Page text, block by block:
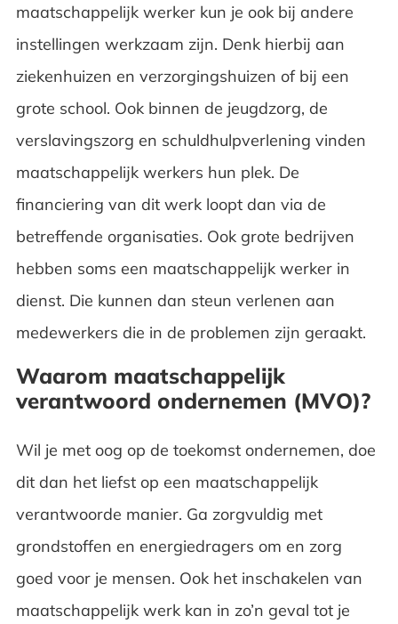
maatschappelijk werker kun je ook bij andere
instellingen werkzaam zijn. Denk hierbij aan
ziekenhuizen en verzorgingshuizen of bij een
grote school. Ook binnen de jeugdzorg, de
verslavingszorg en schuldhulpverlening vinden
maatschappelijk werkers hun plek. De
financiering van dit werk loopt dan via de
betreffende organisaties. Ook grote bedrijven
hebben soms een maatschappelijk werker in
dienst. Die kunnen dan steun verlenen aan
medewerkers die in de problemen zijn geraakt.
Waarom maatschappelijk
verantwoord ondernemen (MVO)?
Wil je met oog op de toekomst ondernemen, doe
dit dan het liefst op een maatschappelijk
verantwoorde manier. Ga zorgvuldig met
grondstoffen en energiedragers om en zorg
goed voor je mensen. Ook het inschakelen van
maatschappelijk werk kan in zo’n geval tot je